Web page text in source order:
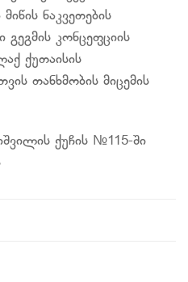
ნაკვეთების
გეგმის კონცეფციის
ქუთაისის
თანხმობის მიცემის
ქუჩის №115-ში